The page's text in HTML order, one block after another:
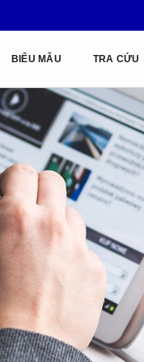
BIỂU MẪU TRA CỨU